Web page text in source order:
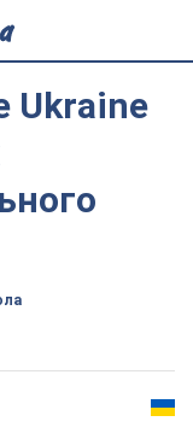
Ukraine